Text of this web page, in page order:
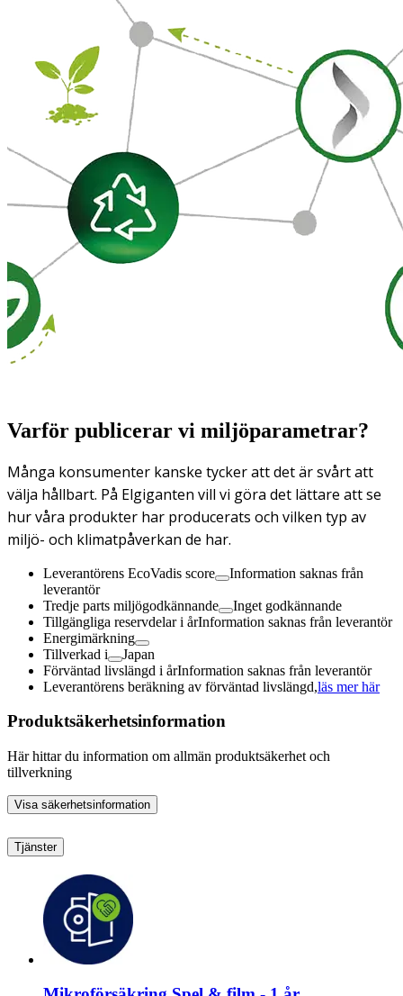
Varför publicerar vi miljöparametrar?
Många konsumenter kanske tycker att det är svårt att
välja hållbart. På Elgiganten vill vi göra det lättare att se
hur våra produkter har producerats och vilken typ av
miljö- och klimatpåverkan de har.
Leverantörens EcoVadis score
Information saknas från
leverantör
Tredje parts miljögodkännande
Inget godkännande
Tillgängliga reservdelar i årInformation saknas från leverantör
Energimärkning
Tillverkad i
Japan
Förväntad livslängd i årInformation saknas från leverantör
Leverantörens beräkning av förväntad livslängd,läs mer här
Produktsäkerhetsinformation
Här hittar du information om allmän produktsäkerhet och
tillverkning
Visa säkerhetsinformation
Tjänster